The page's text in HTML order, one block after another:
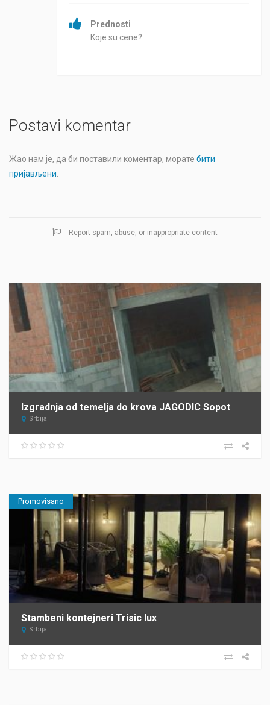
Prednosti
Koje su cene?
Postavi komentar
Жао нам је, да би поставили коментар, морате бити
пријављени
Report spam, abuse, or inappropriate content
Izgradnja od temelja do krova JAGODIC Sopot
Srbija
Promovisano
Stambeni kontejneri Trisic lux
Srbija